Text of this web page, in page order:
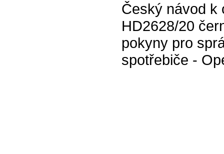
Český návod k
HD2628/20
pokyny pro
spotřebiče -